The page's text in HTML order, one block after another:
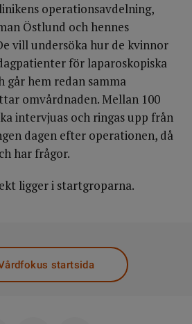
operationsavdelning,
Östlund och hennes
vill undersöka hur de kvinnor
för laparoskopiska
går hem redan samma
omvårdnaden. Mellan 100
intervjuas och ringas upp från
dagen efter operationen, då
har frågor.
ligger i startgroparna.
startsida